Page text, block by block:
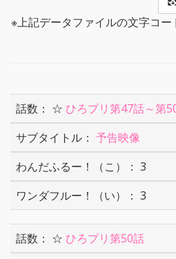
※上記データファイルの文字コー
☆ ひろプリ第47話～第
予告映像
3
3
☆ ひろプリ第50話